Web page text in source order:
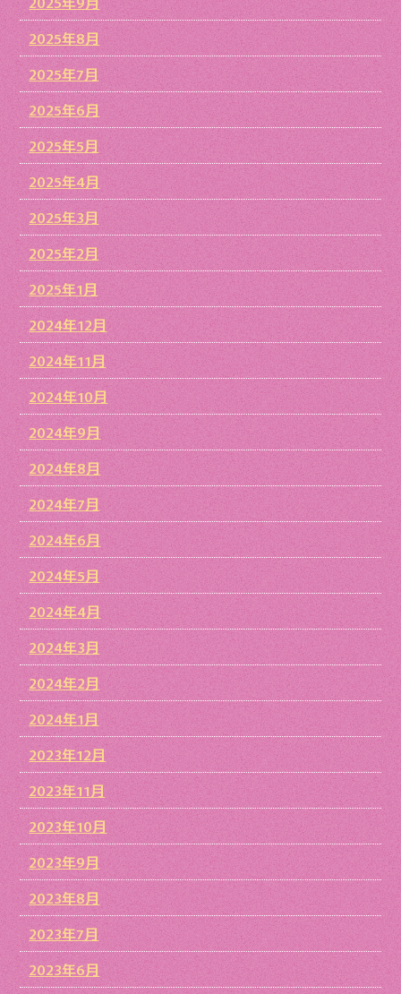
2025年8月
2025年7月
2025年6月
2025年5月
2025年4月
2025年3月
2025年2月
2025年1月
2024年12月
2024年11月
2024年10月
2024年9月
2024年8月
2024年7月
2024年6月
2024年5月
2024年4月
2024年3月
2024年2月
2024年1月
2023年12月
2023年11月
2023年10月
2023年9月
2023年8月
2023年7月
2023年6月